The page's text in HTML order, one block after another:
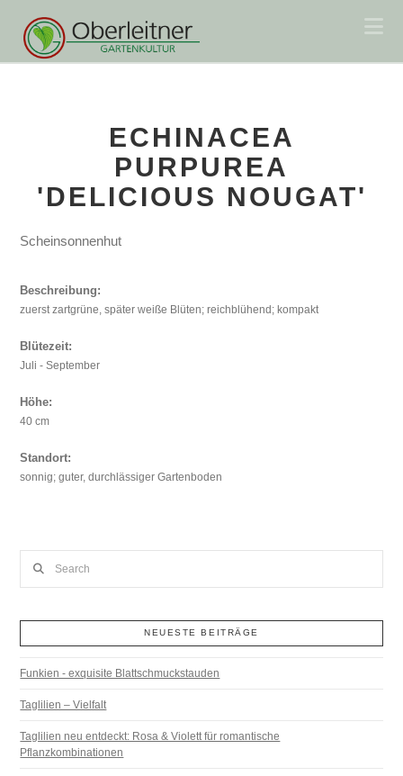
ECHINACEA
PURPUREA
'DELICIOUS NOUGAT'
Scheinsonnenhut
Beschreibung:
zuerst zartgrüne, später weiße Blüten; reichblühend; kompakt
Blütezeit:
Juli - September
Höhe:
40 cm
Standort:
sonnig; guter, durchlässiger Gartenboden
NEUESTE BEITRÄGE
Funkien - exquisite Blattschmuckstauden
Taglilien – Vielfalt
Taglilien neu entdeckt: Rosa & Violett für romantische
Pflanzkombinationen